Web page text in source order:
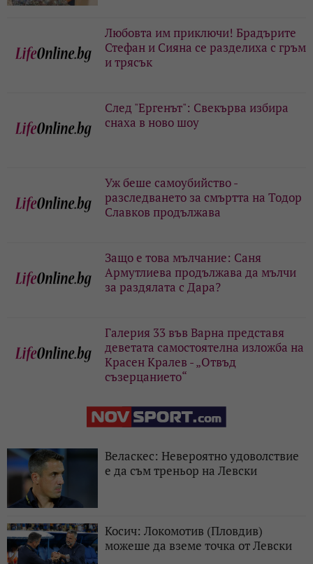
Любовта им приключи! Брадърите
Стефан и Сияна се разделиха с гръм
и трясък
След "Ергенът": Свекърва избира
снаха в ново шоу
Уж беше самоубийство -
разследването за смъртта на Тодор
Славков продължава
Защо е това мълчание: Саня
Армутлиева продължава да мълчи
за раздялата с Дара?
Галерия 33 във Варна представя
деветата самостоятелна изложба на
Красен Кралев - „Отвъд
съзерцанието“
Веласкес: Невероятно удоволствие
е да съм треньор на Левски
Косич: Локомотив (Пловдив)
можеше да вземе точка от Левски